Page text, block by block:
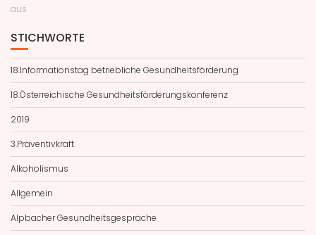
aus
STICHWORTE
18.Informationstag betriebliche Gesundheitsförderung
18.Österreichische Gesundheitsförderungskonferenz
2019
3.Präventivkraft
Alkoholismus
Allgemein
Alpbacher Gesundheitsgespräche